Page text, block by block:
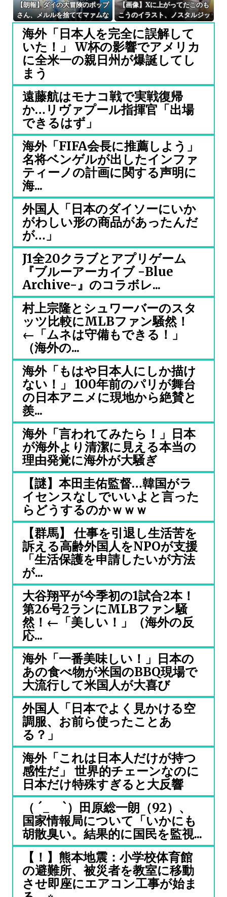
【朗報】ダイの大冒険のポップ
さん、メルルを捨ててマァムな
んかを選んでしまうｗｗｗ
【画像】Xに上がってたこのも
こうのイラスト、ノスタルジッ
クで良いね
海外「日本人を完全に誤解して
いた！」 W杯の影響でアメリカ
に全米一の親日州が爆誕してし
まう
遠藤航はモナコ戦で実戦復帰
か…リヴァプール指揮官「出場
できるはず」
海外「FIFA会長に推薦しよう」
名将ベンゲルが出したインファ
ティーノの計画に関する声明に
海...
外国人「日本のダイソーにいか
がわしい形の商品があったんだ
が…」
J1全20クラブとアプリゲーム
『ブルーアーカイブ -Blue
Archive-』のコラボレ...
村上宗隆とシュワーバーのスタ
ッツ比較にMLBファン騒然！
←「ムネは守備もできる！」
（海外の...
海外「もはや日本人にしか描け
ない！」 100年前のパリが舞台
の日本アニメに現地から絶賛と
羨...
海外「言われてみたら！」日本
が海外より清潔に見える本当の
理由発覚に海外が大騒ぎ
【謎】本田圭佑監督…韓国がラ
イセンスなしでいいよと言った
らどうするのかｗｗｗ
【群馬】 仕事を引退し生活苦を
訴える高齢外国人をNPOが支援
「生活保護を申請したいが方法
が...
大谷翔平が今季初の1試合2本！
第26号2ランにMLBファン騒
然！←「美しい！」（海外の反
応...
海外「一番美味しい！」日本の
あの食べ物が米国のBBQ現場で
大流行して米国人が大喜び
外国人「日本でよく見かける空
調服、お前ら使ったことあ
る？」
海外「これは日本人だけが持つ
感性だ」 世界的チェーンなのに
日本だけ特殊すぎると大反響
（ ´_ゝ`）田原総一朗（92）、
国家情報局について「いかにも
胡散臭い。結果的に国民を監視...
【！】熊本地震：小学校体育館
の避難所、被災者を教室に移動
させ即座にエアコン工事が始ま